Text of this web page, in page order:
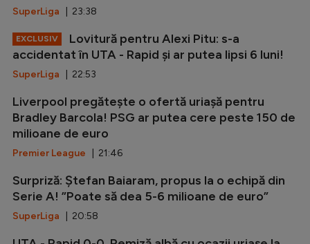
SuperLiga | 23:38
EXCLUSIV
Lovitură pentru Alexi Pitu: s-a
accidentat în UTA - Rapid și ar putea lipsi 6 luni!
SuperLiga | 22:53
Liverpool pregătește o ofertă uriașă pentru
Bradley Barcola! PSG ar putea cere peste 150 de
milioane de euro
Premier League | 21:46
Surpriză: Ștefan Baiaram, propus la o echipă din
Serie A! ”Poate să dea 5-6 milioane de euro”
SuperLiga | 20:58